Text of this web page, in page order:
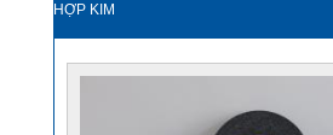
HỢP KIM